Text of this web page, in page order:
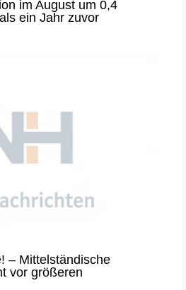
im August um 0,4
ein Jahr zuvor
– Mittelständische
vor größeren